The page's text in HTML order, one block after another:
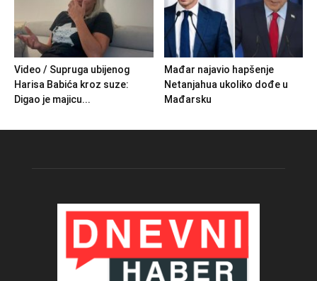
Video / Supruga ubijenog
Harisa Babića kroz suze:
Digao je majicu...
Mađar najavio hapšenje
Netanjahua ukoliko dođe u
Mađarsku